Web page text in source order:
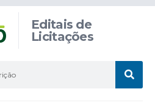
Editais de
Licitações